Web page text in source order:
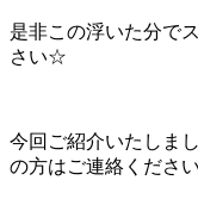
是非この浮いた分で
さい☆
今回ご紹介いたしま
の方はご連絡ください